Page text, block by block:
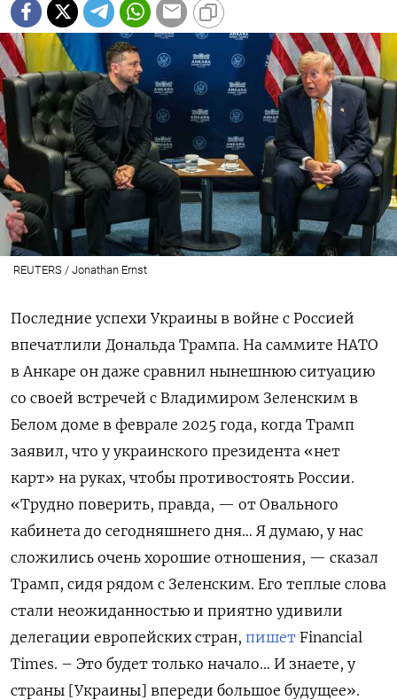
REUTERS / Jonathan Ernst
Последние успехи Украины в войне с Россией
впечатлили Дональда Трампа. На саммите НАТО
в Анкаре он даже сравнил нынешнюю ситуацию
со своей встречей с Владимиром Зеленским в
Белом доме в феврале 2025 года, когда Трамп
заявил, что у украинского президента «нет
карт» на руках, чтобы противостоять России.
«Трудно поверить, правда, — от Овального
кабинета до сегодняшнего дня… Я думаю, у нас
сложились очень хорошие отношения, — сказал
Трамп, сидя рядом с Зеленским. Его теплые слова
стали неожиданностью и приятно удивили
делегации европейских стран, пишет Financial
Times. – Это будет только начало… И знаете, у
страны [Украины] впереди большое будущее».